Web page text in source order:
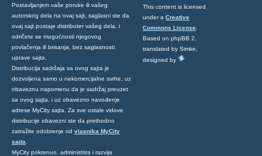
Postavljanjem vaše poruke ili vašeg
autorskog dela na ovaj sajt, saglasni ste da
ovaj sajt postaje distributer vašeg dela, i
odričete se mogućnosti njegovog
povlačenja ili brisanja, bez saglasnosti
uprave sajta.
Distribucija sadržaja sa ovog sajta je
dozvoljena samo u nekomercijalne svrhe, uz
obaveznu napomenu da je sadržaj preuzet
sa ovog sajta, i uz obavezno navođenje
adrese MyCity sajta. Za sve ostale vidove
distribucije obavezni ste da prethodno
zatražite odobrenje od vlasnika MyCity
sajta
MyCity pokrenuo, administrira i razvija
This content is licensed
under a Creative
Commons License
Based on phpBB 2,
translated by Simke,
designed by